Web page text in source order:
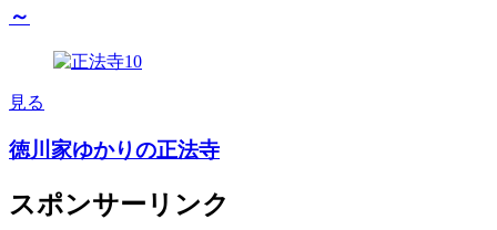
～
見る
徳川家ゆかりの正法寺
スポンサーリンク